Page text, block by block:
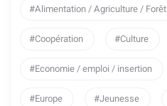
Alimentation / Agriculture / Forêt
Coopération Culture
Economie / emploi / insertion
Europe Jeunesse